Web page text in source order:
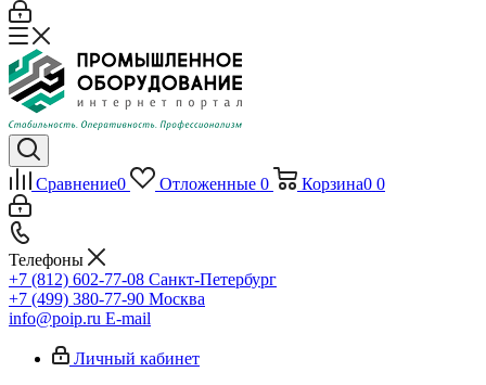
Сравнение0 Отложенные 0 Корзина0 0
Телефоны
+7 (812) 602-77-08 Санкт-Петербург
+7 (499) 380-77-90 Москва
info@poip.ru E-mail
Личный кабинет